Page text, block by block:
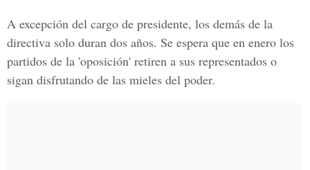
A excepción del cargo de presidente, los demás de la
directiva solo duran dos años. Se espera que en enero los
partidos de la 'oposición' retiren a sus representados o
sigan disfrutando de las mieles del poder.